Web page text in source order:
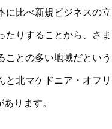
に比べ新規ビジネスの
たりすることから、さ
ことの多い地域だとい
と北マケドニア・オフ
ります。